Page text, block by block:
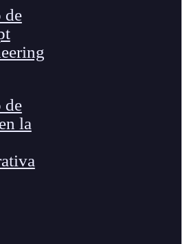
de
de
la